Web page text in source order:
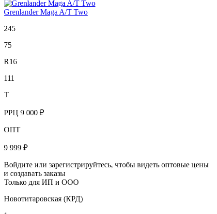
Grenlander Maga A/T Two
245
75
R16
111
T
РРЦ 9 000 ₽
ОПТ
9 999 ₽
Войдите или зарегистрируйтесь, чтобы видеть оптовые цены
и создавать заказы
Только для ИП и ООО
Новотитаровская (КРД)